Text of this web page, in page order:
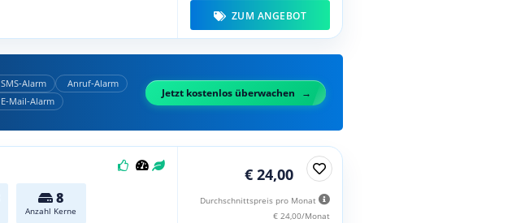
ZUM ANGEBOT
SMS‑Alarm
Anruf‑Alarm
E‑Mail‑Alarm
Jetzt kostenlos überwachen
8
Anzahl Kerne
€ 24,00
Durchschnittspreis pro Monat
€ 24,00/Monat